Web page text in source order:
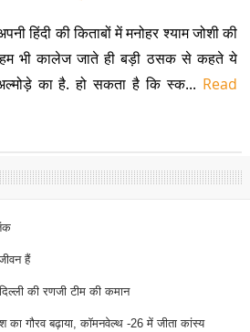
हिंदी की किताबों में मनोहर श्याम जोशी की
हम भी कालेज जाते ही बड़ी ठसक से कहते ये
का है. हो सकता है कि स्क... Read
हैं
की रणजी टीम की कमान
का गौरव बढ़ाया, कॉमनवेल्थ -26 में जीता कांस्य